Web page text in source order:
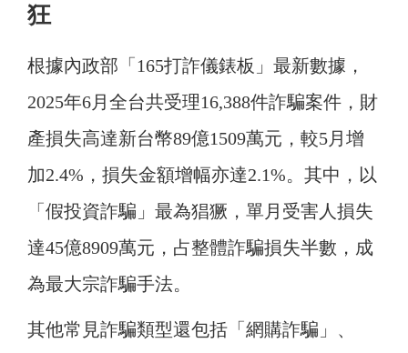
狂
根據內政部「165打詐儀錶板」最新數據，
2025年6月全台共受理16,388件詐騙案件，財
產損失高達新台幣89億1509萬元，較5月增
加2.4%，損失金額增幅亦達2.1%。其中，以
「假投資詐騙」最為猖獗，單月受害人損失
達45億8909萬元，占整體詐騙損失半數，成
為最大宗詐騙手法。
其他常見詐騙類型還包括「網購詐騙」、